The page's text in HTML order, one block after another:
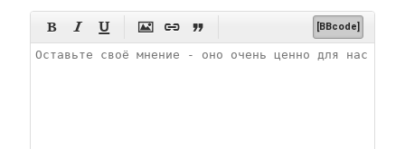
      [BBcode]